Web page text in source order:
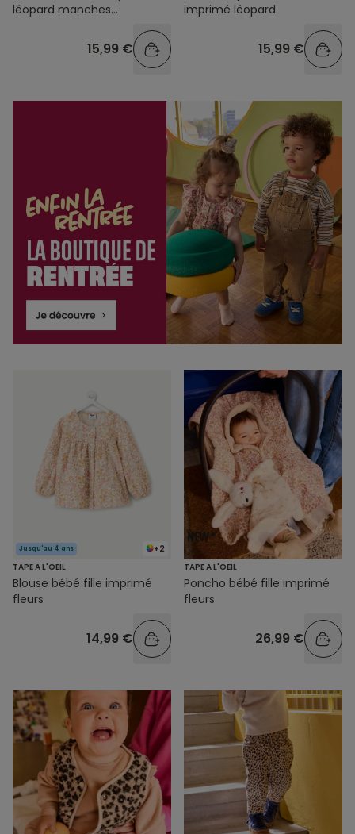
léopard manches
15,99 €
imprimé léopard
15,99 €
+2
Jusqu'au 4 ans
TAPE A L'OEIL
Blouse bébé fille imprimé
fleurs
14,99 €
TAPE A L'OEIL
Poncho bébé fille imprimé
fleurs
26,99 €